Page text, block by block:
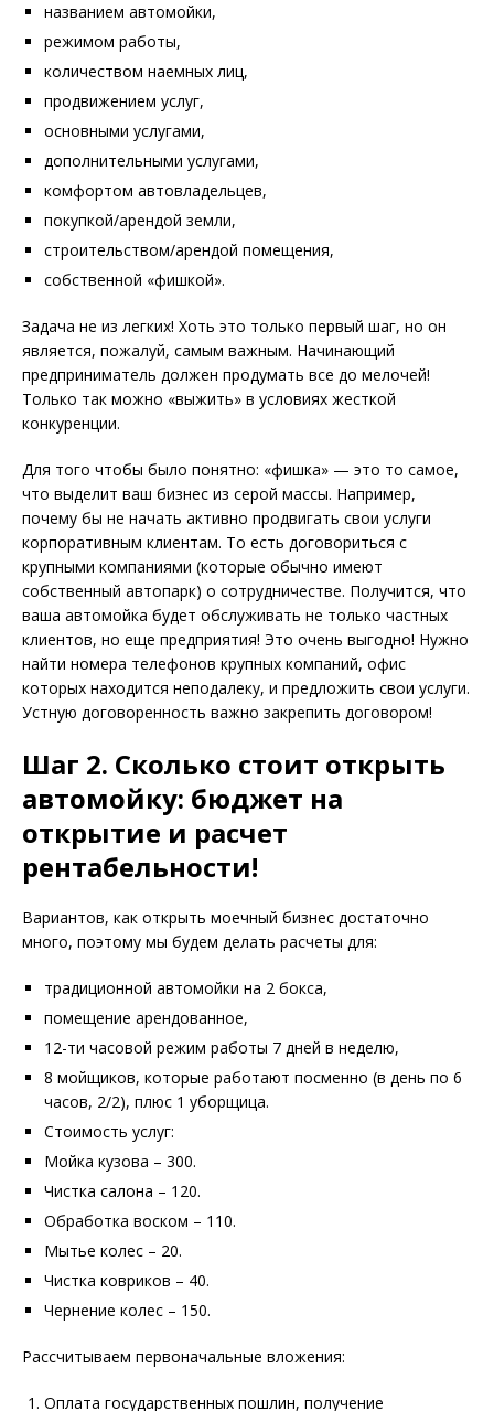
названием автомойки,
режимом работы,
количеством наемных лиц,
продвижением услуг,
основными услугами,
дополнительными услугами,
комфортом автовладельцев,
покупкой/арендой земли,
строительством/арендой помещения,
собственной «фишкой».
Задача не из легких! Хоть это только первый шаг, но он
является, пожалуй, самым важным. Начинающий
предприниматель должен продумать все до мелочей!
Только так можно «выжить» в условиях жесткой
конкуренции.
Для того чтобы было понятно: «фишка» — это то самое,
что выделит ваш бизнес из серой массы. Например,
почему бы не начать активно продвигать свои услуги
корпоративным клиентам. То есть договориться с
крупными компаниями (которые обычно имеют
собственный автопарк) о сотрудничестве. Получится, что
ваша автомойка будет обслуживать не только частных
клиентов, но еще предприятия! Это очень выгодно! Нужно
найти номера телефонов крупных компаний, офис
которых находится неподалеку, и предложить свои услуги.
Устную договоренность важно закрепить договором!
Шаг 2. Сколько стоит открыть
автомойку: бюджет на
открытие и расчет
рентабельности!
Вариантов, как открыть моечный бизнес достаточно
много, поэтому мы будем делать расчеты для:
традиционной автомойки на 2 бокса,
помещение арендованное,
12-ти часовой режим работы 7 дней в неделю,
8 мойщиков, которые работают посменно (в день по 6
часов, 2/2), плюс 1 уборщица.
Стоимость услуг:
Мойка кузова – 300.
Чистка салона – 120.
Обработка воском – 110.
Мытье колес – 20.
Чистка ковриков – 40.
Чернение колес – 150.
Рассчитываем первоначальные вложения:
Оплата государственных пошлин, получение